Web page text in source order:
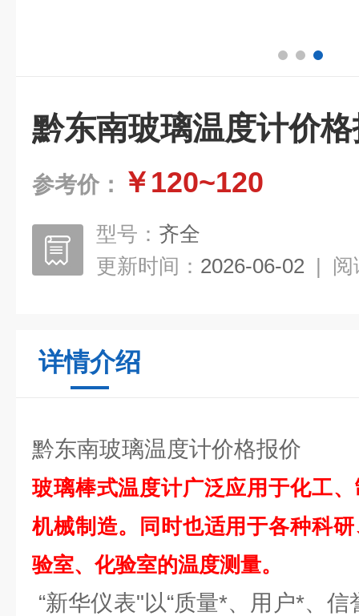
黔东南玻璃温度计价
参考价： ￥120~120
型号： 齐全
更新时间： 2026-06-02 | 阅
详情介绍
黔东南玻璃温度计价格报价
玻璃棒式温度计广泛应用于化工
机械制造。同时也适用于各种科
验室、化验室的温度测量。
“新华仪表"以“质量*、用户*、